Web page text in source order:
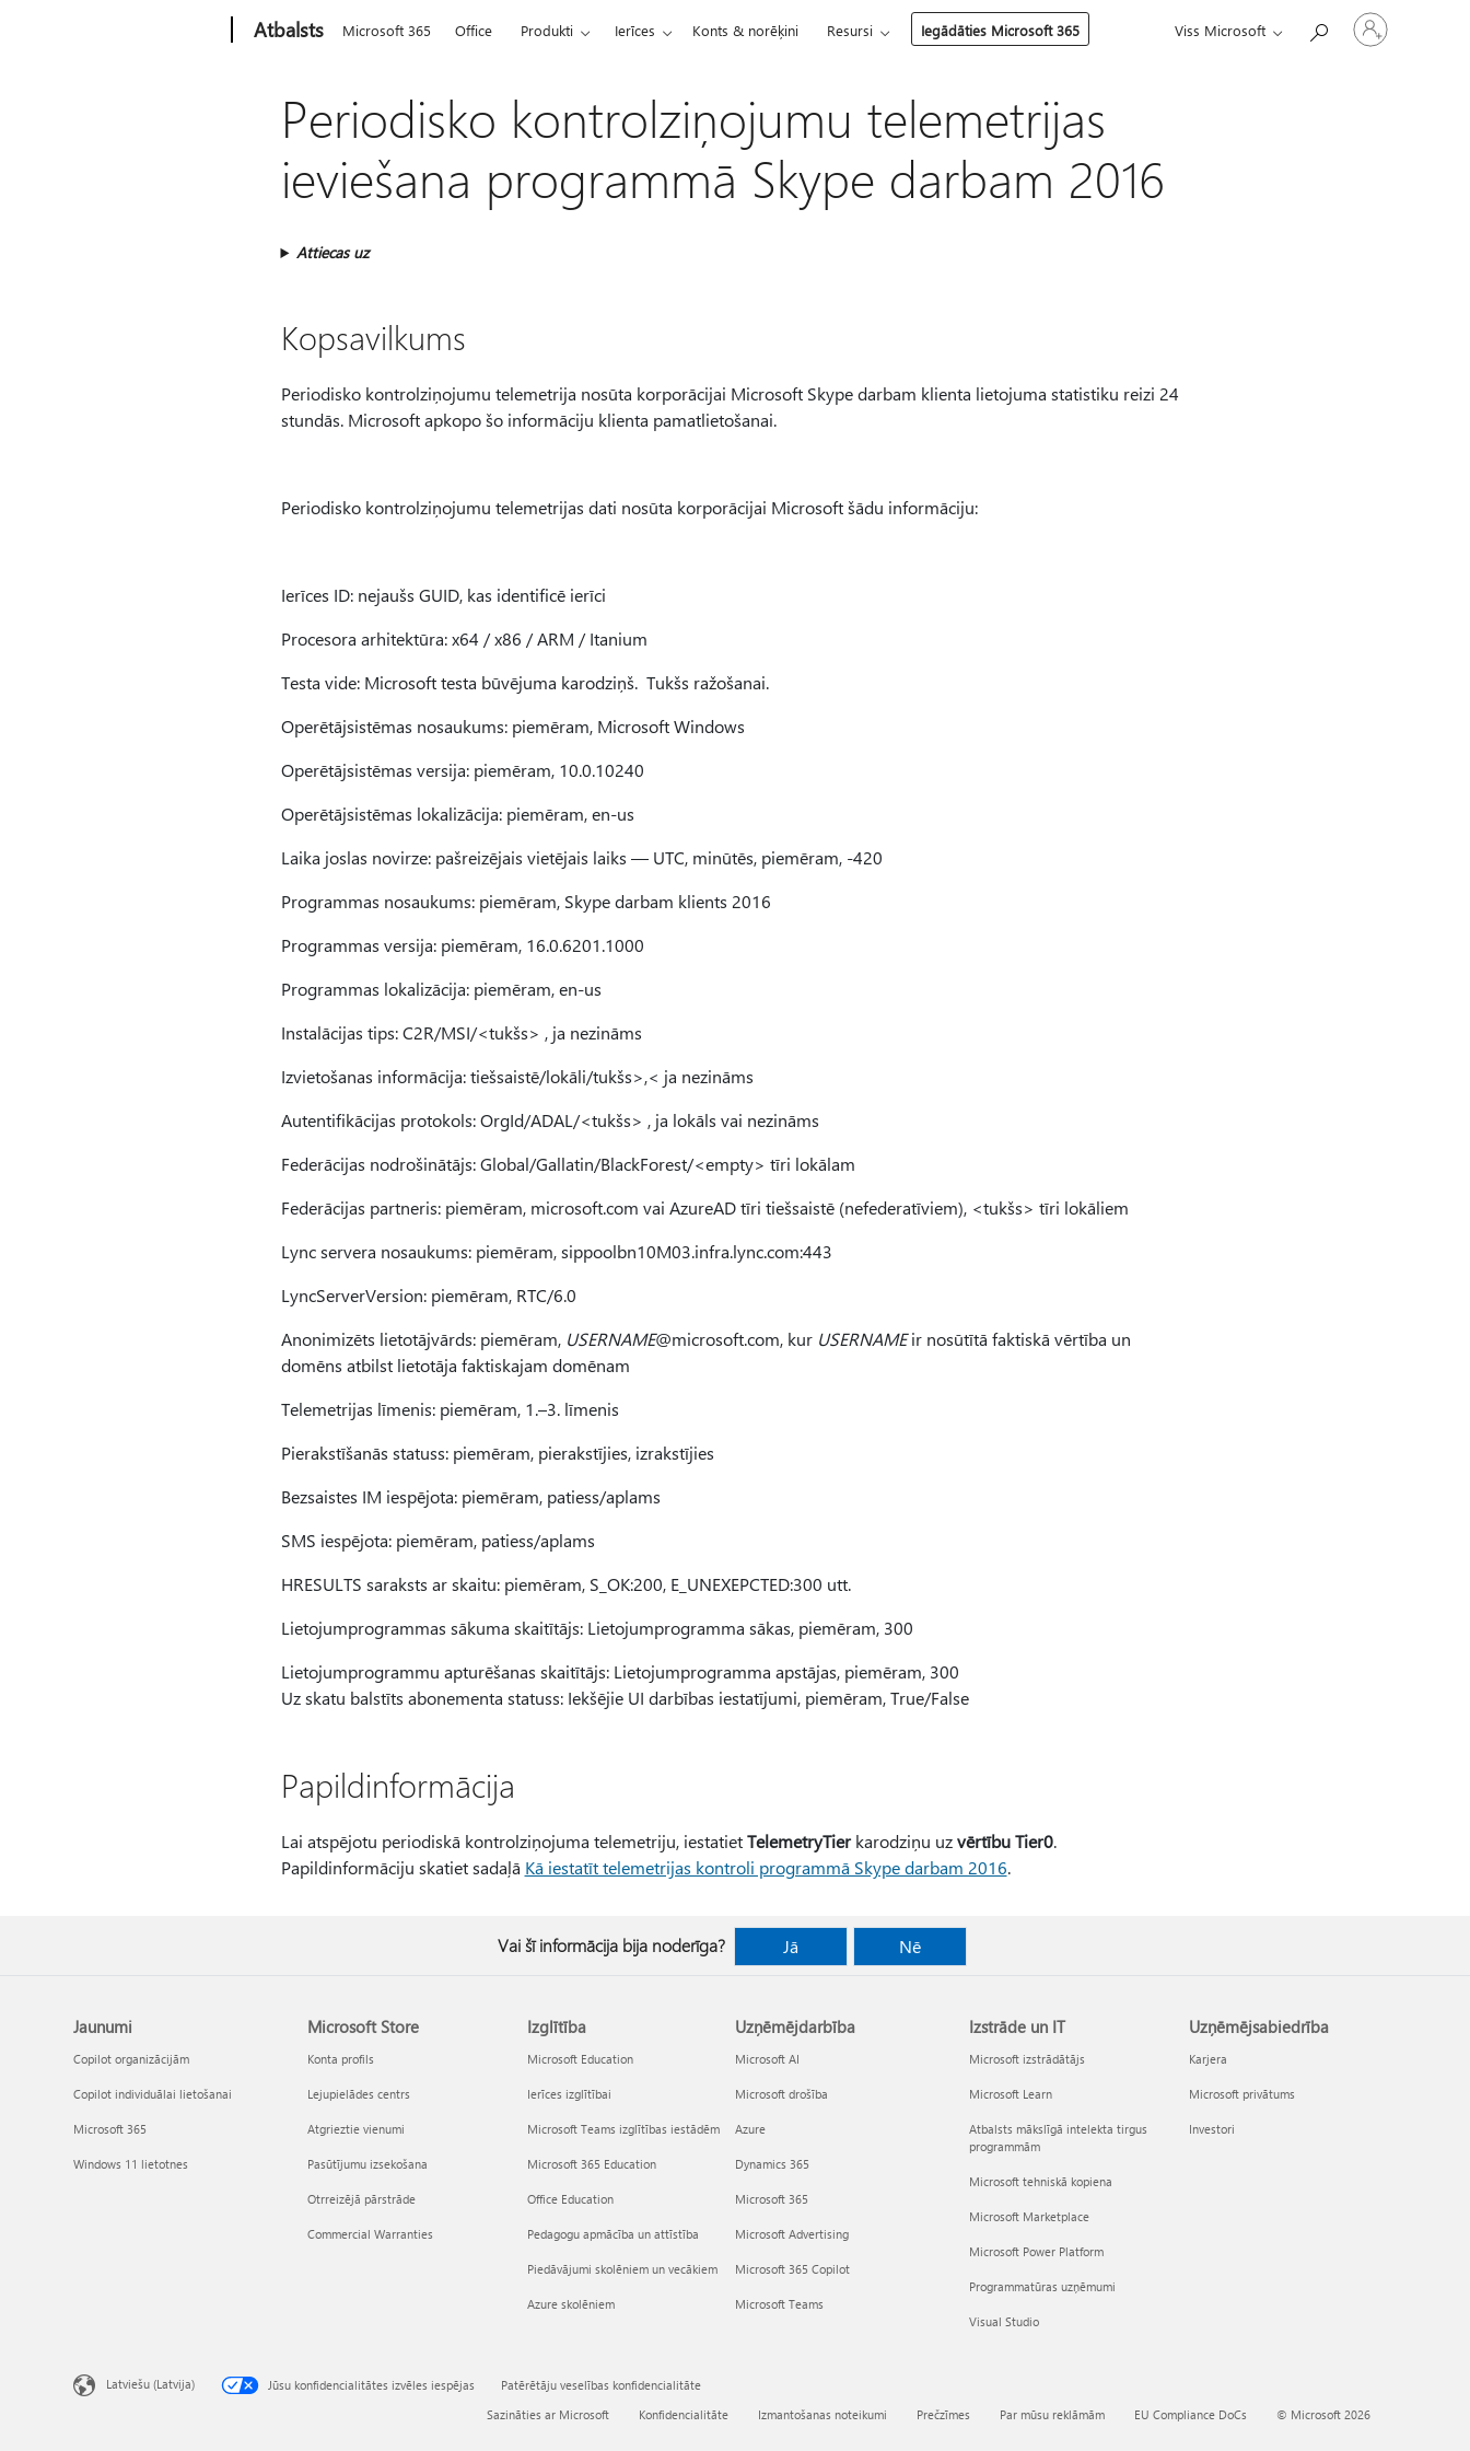
Atbalsts Microsoft 365 Office Produkti Ierīces Konts & norēķini Resursi Iegādāties Microsoft 365 Viss Microsoft
Pierakstieties
savā
kontā
Periodisko kontrolziņojumu telemetrijas
ieviešana programmā Skype darbam 2016
Attiecas uz
Kopsavilkums
Periodisko kontrolziņojumu telemetrija nosūta korporācijai Microsoft Skype darbam klienta lietojuma statistiku reizi 24
stundās. Microsoft apkopo šo informāciju klienta pamatlietošanai.
Periodisko kontrolziņojumu telemetrijas dati nosūta korporācijai Microsoft šādu informāciju:
Ierīces ID: nejaušs GUID, kas identificē ierīci
Procesora arhitektūra: x64 / x86 / ARM / Itanium
Testa vide: Microsoft testa būvējuma karodziņš. Tukšs ražošanai.
Operētājsistēmas nosaukums: piemēram, Microsoft Windows
Operētājsistēmas versija: piemēram, 10.0.10240
Operētājsistēmas lokalizācija: piemēram, en-us
Laika joslas novirze: pašreizējais vietējais laiks — UTC, minūtēs, piemēram, -420
Programmas nosaukums: piemēram, Skype darbam klients 2016
Programmas versija: piemēram, 16.0.6201.1000
Programmas lokalizācija: piemēram, en-us
Instalācijas tips: C2R/MSI/<tukšs> , ja nezināms
Izvietošanas informācija: tiešsaistē/lokāli/tukšs>,< ja nezināms
Autentifikācijas protokols: OrgId/ADAL/<tukšs> , ja lokāls vai nezināms
Federācijas nodrošinātājs: Global/Gallatin/BlackForest/<empty> tīri lokālam
Federācijas partneris: piemēram, microsoft.com vai AzureAD tīri tiešsaistē (nefederatīviem), <tukšs> tīri lokāliem
Lync servera nosaukums: piemēram, sippoolbn10M03.infra.lync.com:443
LyncServerVersion: piemēram, RTC/6.0
Anonimizēts lietotājvārds: piemēram, USERNAME@microsoft.com, kur USERNAMEir nosūtītā faktiskā vērtība un
domēns atbilst lietotāja faktiskajam domēnam
Telemetrijas līmenis: piemēram, 1.–3. līmenis
Pierakstīšanās statuss: piemēram, pierakstījies, izrakstījies
Bezsaistes IM iespējota: piemēram, patiess/aplams
SMS iespējota: piemēram, patiess/aplams
HRESULTS saraksts ar skaitu: piemēram, S_OK:200, E_UNEXEPCTED:300 utt.
Lietojumprogrammas sākuma skaitītājs: Lietojumprogramma sākas, piemēram, 300
Lietojumprogrammu apturēšanas skaitītājs: Lietojumprogramma apstājas, piemēram, 300
Uz skatu balstīts abonementa statuss: Iekšējie UI darbības iestatījumi, piemēram, True/False
Papildinformācija
Lai atspējotu periodiskā kontrolziņojuma telemetriju, iestatietTelemetryTierkarodziņu uzvērtību Tier0.
Papildinformāciju skatiet sadaļā Kā iestatīt telemetrijas kontroli programmā Skype darbam 2016.
Vai šī informācija bija noderīga? Jā Nē
Jaunumi
Copilot organizācijām
Copilot individuālai lietošanai
Microsoft 365
Windows 11 lietotnes
Microsoft Store
Konta profils
Lejupielādes centrs
Atgrieztie vienumi
Pasūtījumu izsekošana
Otrreizējā pārstrāde
Commercial Warranties
Izglītība
Microsoft Education
Ierīces izglītībai
Microsoft Teams izglītības iestādēm
Microsoft 365 Education
Office Education
Pedagogu apmācība un attīstība
Piedāvājumi skolēniem un vecākiem
Azure skolēniem
Uzņēmējdarbība
Microsoft AI
Microsoft drošība
Azure
Dynamics 365
Microsoft 365
Microsoft Advertising
Microsoft 365 Copilot
Microsoft Teams
Izstrāde un IT
Microsoft izstrādātājs
Microsoft Learn
Atbalsts mākslīgā intelekta tirgus
programmām
Microsoft tehniskā kopiena
Microsoft Marketplace
Microsoft Power Platform
Programmatūras uzņēmumi
Visual Studio
Uzņēmējsabiedrība
Karjera
Microsoft privātums
Investori
Latviešu (Latvija) Jūsu konfidencialitātes izvēles iespējas
Patērētāju veselības konfidencialitāte
Sazināties ar Microsoft
Konfidencialitāte Izmantošanas noteikumi Prečzīmes Par mūsu reklāmām EU Compliance DoCs © Microsoft 2026